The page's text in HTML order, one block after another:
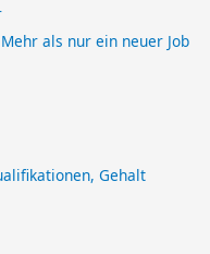
als nur ein neuer Job
Gehalt